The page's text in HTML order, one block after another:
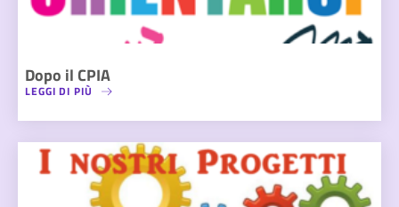
Dopo il CPIA
LEGGI DI PIÙ